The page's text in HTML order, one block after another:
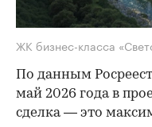
ЖК бизнес-класса
По данным
май 2026 года в
сделка — это